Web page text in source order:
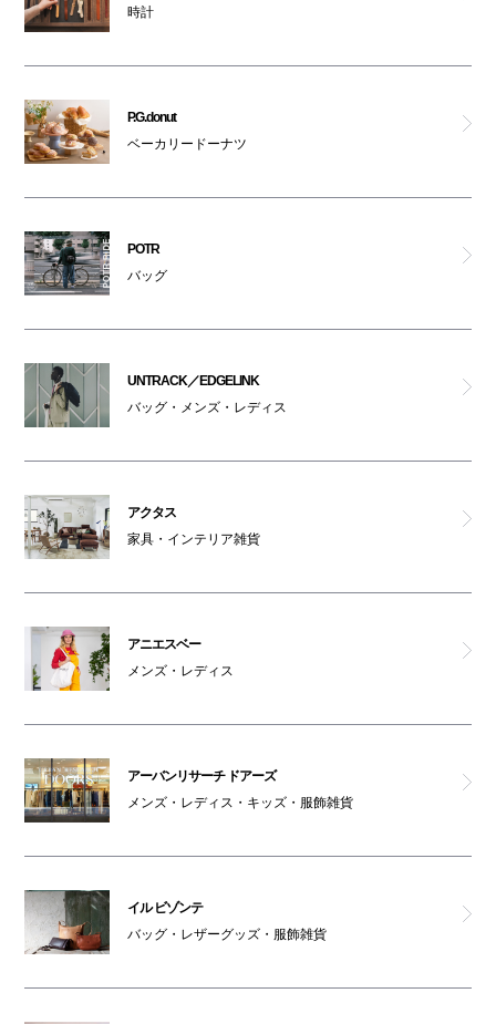
ブリーフィング
マンハッタンポーテージ ナンバ
オスメイト対応トイレ(2F)
男女トイレ(2F)
ペットはキャリーバッグに入れてご入館ください
時計
P.G.donut
ベーカリードーナツ
POTR
バッグ
UNTRACK／EDGELINK
バッグ・メンズ・レディス
アクタス
家具・インテリア雑貨
アニエスベー
メンズ・レディス
アーバンリサーチ ドアーズ
メンズ・レディス・キッズ・服飾雑貨
イル ビゾンテ
バッグ・レザーグッズ・服飾雑貨